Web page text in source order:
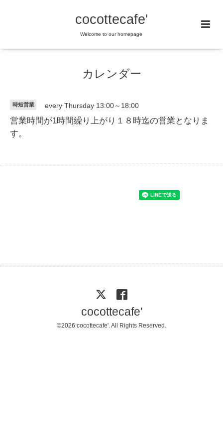
cocottecafe'
Welcome to our homepage
カレンダー
時短営業 every Thursday 13:00～18:00
営業時間が1時間繰り上がり１８時迄の営業となりま
す。
cocottecafe'
©2026 cocottecafe'. All Rights Reserved.